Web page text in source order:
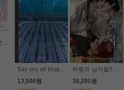
13,500원
16,200원